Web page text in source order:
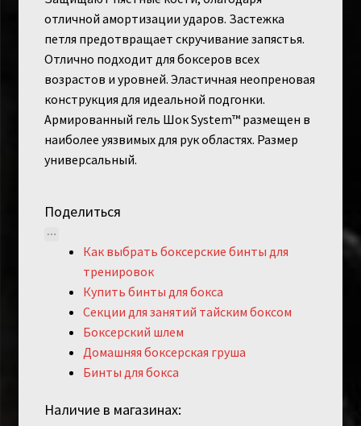
отличной амортизации ударов. Застежка
петля предотвращает скручивание запястья.
Отлично подходит для боксеров всех
возрастов и уровней. Эластичная неопреновая
конструкция для идеальной подгонки.
Армированный гель Шок System™ размещен в
наиболее уязвимых для рук областях. Размер
универсальный.
Поделиться
Как выбрать боксерские бинты для
тренировок
Купить бинты для бокса
Секции для занятий тайским боксом
Боксерский шлем
Домашняя боксерская груша
Бинты для бокса
Наличие в магазинах: